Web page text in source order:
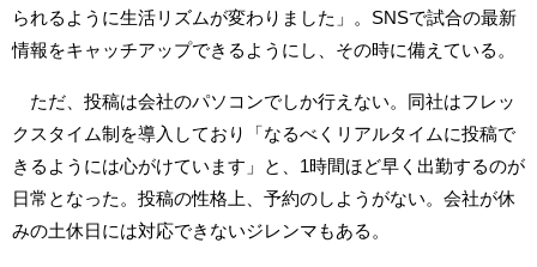
られるように生活リズムが変わりました」。SNSで試合の最新
情報をキャッチアップできるようにし、その時に備えている。
ただ、投稿は会社のパソコンでしか行えない。同社はフレッ
クスタイム制を導入しており「なるべくリアルタイムに投稿で
きるようには心がけています」と、1時間ほど早く出勤するのが
日常となった。投稿の性格上、予約のしようがない。会社が休
みの土休日には対応できないジレンマもある。